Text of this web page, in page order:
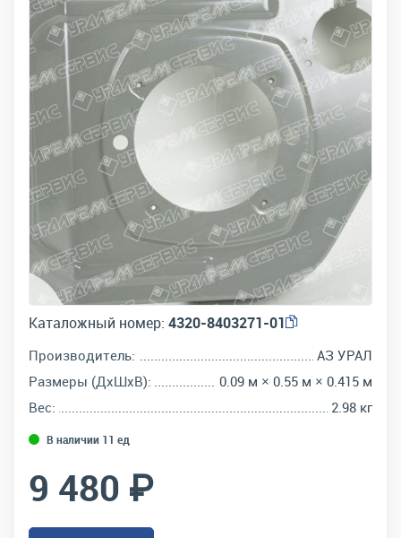
Каталожный номер: 4320-8403271-01
Производитель:
АЗ УРАЛ
Размеры (ДхШхВ):
0.09 м × 0.55 м × 0.415 м
Вес:
2.98 кг
В наличии 11 ед
9 480 ₽